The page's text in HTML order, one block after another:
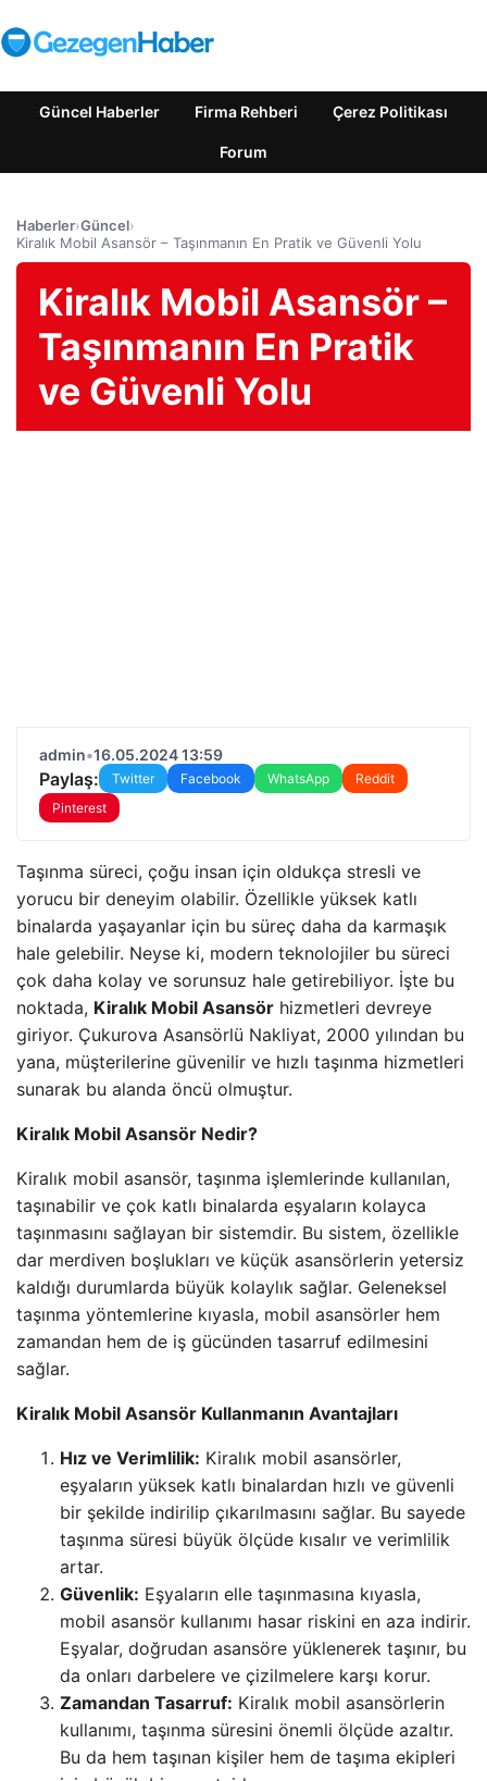
Güncel Haberler Firma Rehberi Çerez Politikası
Forum
Haberler›Güncel›
Kiralık Mobil Asansör – Taşınmanın En Pratik ve Güvenli Yolu
Kiralık Mobil Asansör –
Taşınmanın En Pratik
ve Güvenli Yolu
admin•16.05.2024 13:59
Paylaş: Twitter Facebook WhatsApp
Reddit
Pinterest
Taşınma süreci, çoğu insan için oldukça stresli ve
yorucu bir deneyim olabilir. Özellikle yüksek katlı
binalarda yaşayanlar için bu süreç daha da karmaşık
hale gelebilir. Neyse ki, modern teknolojiler bu süreci
çok daha kolay ve sorunsuz hale getirebiliyor. İşte bu
noktada, Kiralık Mobil Asansör hizmetleri devreye
giriyor. Çukurova Asansörlü Nakliyat, 2000 yılından bu
yana, müşterilerine güvenilir ve hızlı taşınma hizmetleri
sunarak bu alanda öncü olmuştur.
Kiralık Mobil Asansör Nedir?
Kiralık mobil asansör, taşınma işlemlerinde kullanılan,
taşınabilir ve çok katlı binalarda eşyaların kolayca
taşınmasını sağlayan bir sistemdir. Bu sistem, özellikle
dar merdiven boşlukları ve küçük asansörlerin yetersiz
kaldığı durumlarda büyük kolaylık sağlar. Geleneksel
taşınma yöntemlerine kıyasla, mobil asansörler hem
zamandan hem de iş gücünden tasarruf edilmesini
sağlar.
Kiralık Mobil Asansör Kullanmanın Avantajları
Hız ve Verimlilik: Kiralık mobil asansörler,
eşyaların yüksek katlı binalardan hızlı ve güvenli
bir şekilde indirilip çıkarılmasını sağlar. Bu sayede
taşınma süresi büyük ölçüde kısalır ve verimlilik
artar.
Güvenlik: Eşyaların elle taşınmasına kıyasla,
mobil asansör kullanımı hasar riskini en aza indirir.
Eşyalar, doğrudan asansöre yüklenerek taşınır, bu
da onları darbelere ve çizilmelere karşı korur.
Zamandan Tasarruf: Kiralık mobil asansörlerin
kullanımı, taşınma süresini önemli ölçüde azaltır.
Bu da hem taşınan kişiler hem de taşıma ekipleri